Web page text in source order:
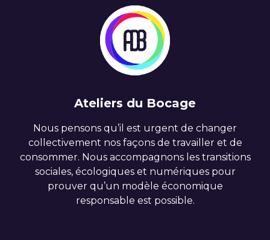
Ateliers du Bocage
Nous pensons qu’il est urgent de changer
collectivement nos façons de travailler et de
consommer. Nous accompagnons les transitions
sociales, écologiques et numériques pour
prouver qu’un modèle économique
responsable est possible.